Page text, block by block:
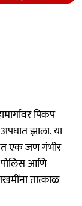
पिकप
झाला. या
एक जण गंभीर
आणि
तात्काळ